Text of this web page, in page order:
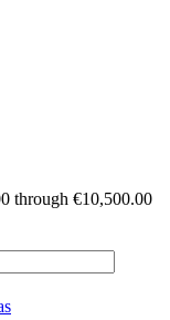
through €10,500.00